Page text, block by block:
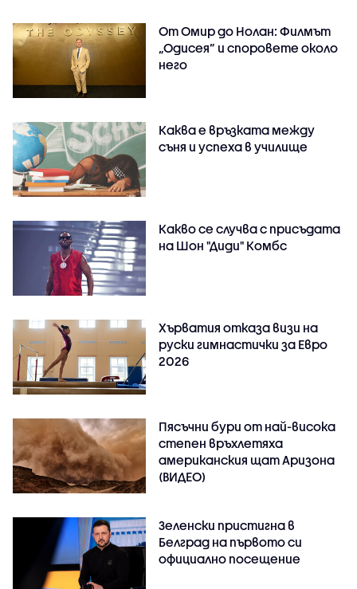
От Омир до Нолан: Филмът
„Одисея” и споровете около
него
Каква е връзката между
съня и успеха в училище
Какво се случва с присъдата
на Шон "Диди" Комбс
Хърватия отказа визи на
руски гимнастички за Евро
2026
Пясъчни бури от най-висока
степен връхлетяха
американския щат Аризона
(ВИДЕО)
Зеленски пристигна в
Белград на първото си
официално посещение